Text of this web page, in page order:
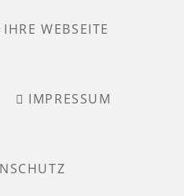
ÜBERSPRINGEN
WEBSEITE
IMPRESSUM